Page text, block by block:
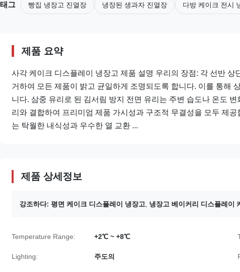
태그 빵집 냉장고 진열장 냉장된 생과자 진열장 다방 케이크 전시
제품 요약
사각 케이크 디스플레이 냉장고 제품 설명 우리의 장점: 각 선반
거하여 모든 제품이 밝고 균일하게 조명되도록 합니다. 이를 통해
니다. 삼중 유리로 된 김서림 방지 전면 유리는 주변 습도나 온도
리와 결합하여 프리미엄 제품 가시성과 구조적 무결성을 모두 제
는 탁월한 내식성과 우수한 열 교환 ...
제품 상세정보
강조하다: 평면 케이크 디스플레이 냉장고 냉장고 베이커리 디스플레이
Temperature Range: +2℃ ~ +8℃
Lighting: 주도의